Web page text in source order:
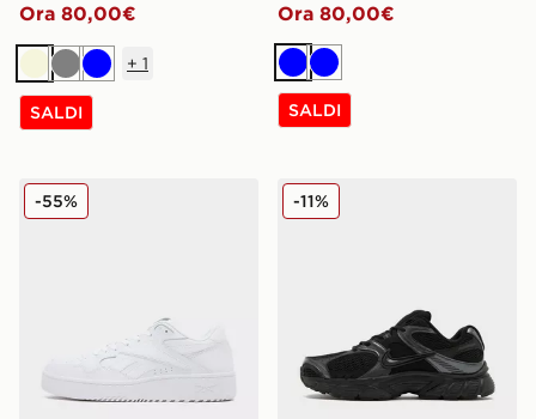
Ora 80,00€
BeigeGrigio
Blu
+ 1
SALDI
Ora 80,00€
BluBlu
SALDI
Reebok ATR Chill
-55% Nike V5 RNR
-11%